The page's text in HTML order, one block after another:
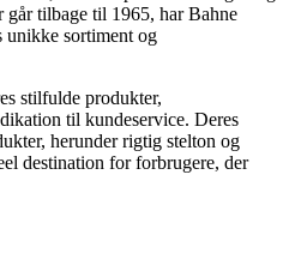
tilbage til 1965, har Bahne
unikke sortiment og
stilfulde produkter,
til kundeservice. Deres
herunder rigtig stelton og
destination for forbrugere, der